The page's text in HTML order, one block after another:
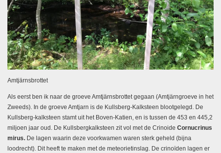
Amtjärnsbrottet
Als eerst ben ik naar de groeve Amtjärnsbrottet gegaan (Amtjärngroeve in het
Zweeds). In de groeve Amtjarn is de Kullsberg-Kalksteen blootgelegd. De
Kullsberg-kalksteen stamt uit het Boven-Katien, en is tussen de 453 en 445,2
miljoen jaar oud. De Kullsbergkalksteen zit vol met de Crinoide Cornucrinus
mirus. De lagen waarin deze voorkwamen waren sterk geheld (bijna
loodrecht). Dit heeft te maken met de meteorietinslag. De crinoïden lagen er